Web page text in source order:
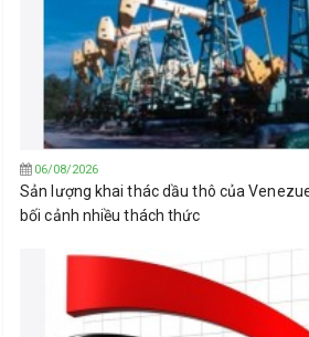
06/08/2026
Sản lượng khai thác dầu thô của
bối cảnh nhiều thách thức